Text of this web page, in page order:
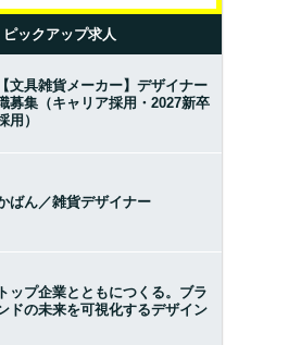
ピックアップ求人
【文具雑貨メーカー】デザイナー
募集（キャリア採用・2027新卒
用）
ばん／雑貨デザイナー
トップ企業とともにつくる。ブラ
ドの未来を可視化するデザイン